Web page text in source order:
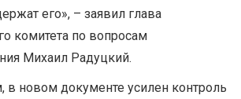
его», – заявил глава
комитета по вопросам
Михаил Радуцкий.
в новом документе усилен контроль